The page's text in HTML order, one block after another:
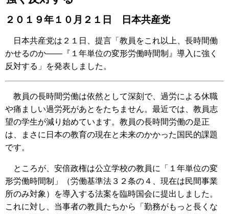
２０１９年１０月２１日 日本共産党
日本共産党は２１日、提言「教員をこれ以上、長時間働
かせるのか――『１年単位の変形労働時間制』導入に強く
反対する」を発表しました。
教員の長時間労働は依然として深刻で、過労による休職
や痛ましい過労死があとをたちません。最近では、教員志
望の学生が減り始めています。教員の長時間労働の是正
は、まさに日本の教育の現在と未来のかかった国民的課題
です。
ところが、安倍政権は公立学校の教員に「１年単位の変
形労働時間制」（労働基準法３２条の４、現在は民間事業
所のみ対象）を導入する法案を臨時国会に提出しました。
これに対し、当事者の教員たちから「勤務がもっと長くな